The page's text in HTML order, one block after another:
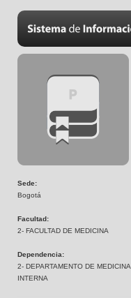
Sede:
Bogotá
Facultad:
2- FACULTAD DE MEDICINA
Dependencia:
2- DEPARTAMENTO DE MEDICINA
INTERNA